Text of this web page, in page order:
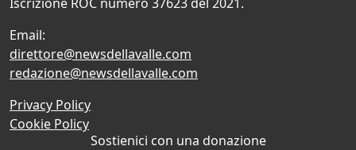
Email:
direttore@newsdellavalle.com
redazione@newsdellavalle.com
Privacy Policy
Cookie Policy
Sostienici con una donazione